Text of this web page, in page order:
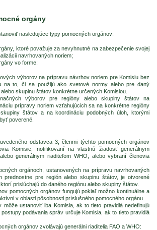
orgány
nasledujúce typy pomocných orgánov:
ktoré považuje za nevyhnutné na zabezpečenie svojej
navrhovaných noriem;
vo forme:
výborov na prípravu návrhov noriem pre Komisiu bez
na to, či sa použijú ako svetové normy alebo pre daný
alebo skupinu štátov konkrétne určených Komisiou.
výborov pre regióny alebo skupiny štátov na
prípravy noriem vzťahujúcich sa na konkrétne regióny
štátov a na koordináciu podobných úloh, ktorými
poverené.
odstavca 3, členmi týchto pomocných orgánov
Komisie, notifikovaní na vlastnú žiadosť generálnym
generálnym riaditeľom WHO, alebo vybraní členovia
orgánoch, ustanovených na prípravu navrhovaných
prednostne pre región alebo skupinu štátov, je otvorené
prislúchajú do daného regiónu alebo skupiny štátov.
pomocných orgánov fungujú pokiaľ možno kontinuálne a
v oblasti pôsobnosti príslušného pomocného orgánu.
môže ustanoviť iba Komisia, ak to tieto pravidlá nedefinujú
podávania správ určuje Komisia, ak to tieto pravidlá
orgánov zvolávajú generálni riaditelia FAO a WHO: